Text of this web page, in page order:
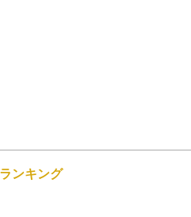
ンキング